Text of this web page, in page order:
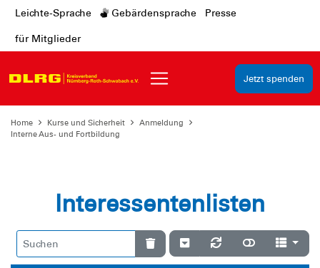
Leichte-Sprache Gebärdensprache Presse
für Mitglieder
Jetzt spenden
Home Kurse und Sicherheit
Anmeldung
Interne Aus- und Fortbildung
Interessentenlisten